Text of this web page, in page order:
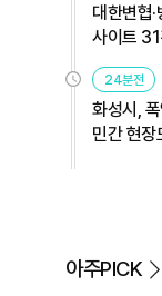
대한변협
사이트
24분전
화성시,
민간 현장
아주PICK